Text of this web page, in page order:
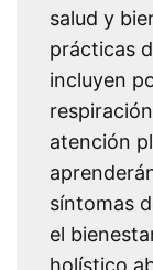
salud y
prácticas
incluyen
atención
síntomas
el
holístico